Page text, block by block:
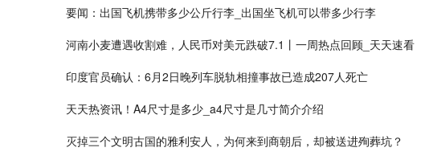
要闻：出国飞机携带多少公斤行李_出国坐飞机可以带多少行李
河南小麦遭遇收割难，人民币对美元跌破7.1丨一周热点回顾_天天速看
印度官员确认：6月2日晚列车脱轨相撞事故已造成207人死亡
天天热资讯！A4尺寸是多少_a4尺寸是几寸简介介绍
灭掉三个文明古国的雅利安人，为何来到商朝后，却被送进殉葬坑？